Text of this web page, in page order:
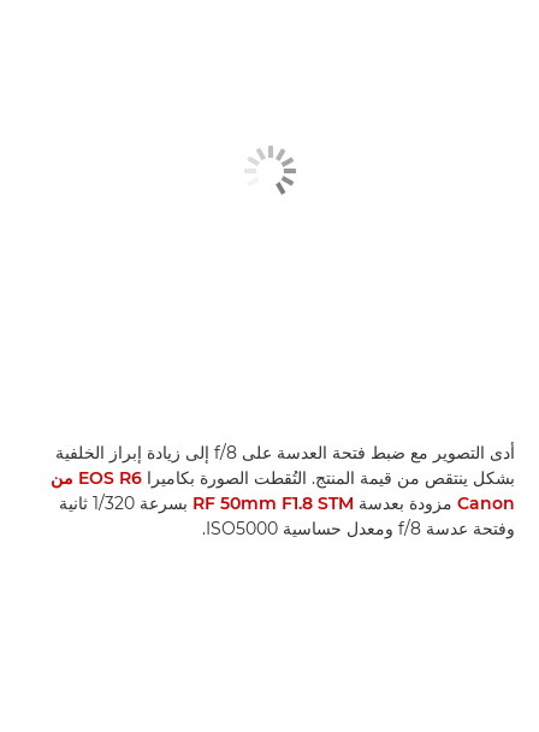
أدى التصوير مع ضبط فتحة العدسة على f/8 إلى زيادة إبراز الخلفية
بشكل ينتقص من قيمة المنتج. التُقطت الصورة بكاميرا
EOS R6 من
Canon مزودة بعدسة RF 50mm F1.8 STM
بسرعة 1/320 ثانية
وفتحة عدسة f/8 ومعدل حساسية ISO5000.